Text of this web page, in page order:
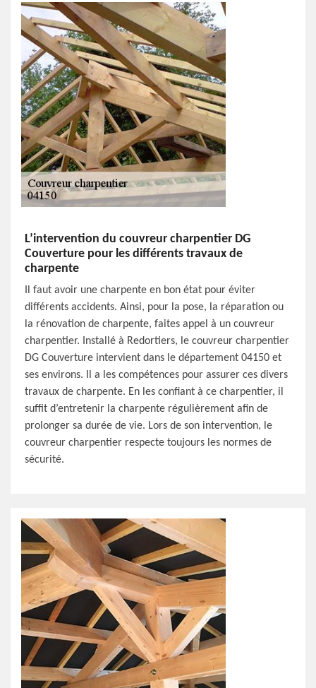
L’intervention du couvreur charpentier DG
Couverture pour les différents travaux de
charpente
Il faut avoir une charpente en bon état pour éviter
différents accidents. Ainsi, pour la pose, la réparation ou
la rénovation de charpente, faites appel à un couvreur
charpentier. Installé à Redortiers, le couvreur charpentier
DG Couverture intervient dans le département 04150 et
ses environs. Il a les compétences pour assurer ces divers
travaux de charpente. En les confiant à ce charpentier, il
suffit d’entretenir la charpente régulièrement afin de
prolonger sa durée de vie. Lors de son intervention, le
couvreur charpentier respecte toujours les normes de
sécurité.